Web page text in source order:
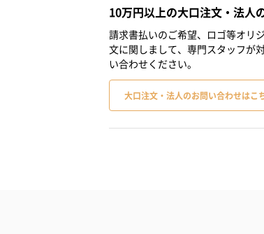
10万円以上の大口注文・法人
請求書払いのご希望、ロゴ等オリ
文に関しまして、専門スタッフが
い合わせください。
大口注文・法人のお問い合わせはこ